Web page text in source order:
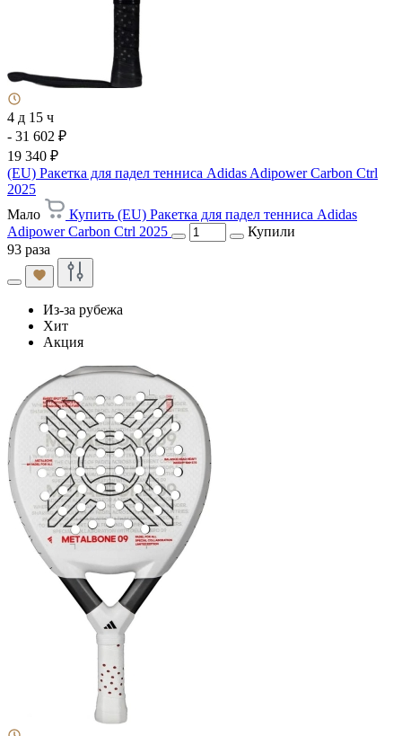
4 д 15 ч
- 31 602 ₽
19 340 ₽
(EU) Ракетка для падел тенниса Adidas Adipower Carbon Ctrl
2025
Мало
Купить (EU) Ракетка для падел тенниса Adidas
Adipower Carbon Ctrl 2025
Купили
93 раза
Из-за рубежа
Хит
Акция